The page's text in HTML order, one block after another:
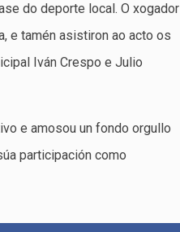
do deporte local. O xogador
e tamén asistiron ao acto os
Iván Crespo e Julio
e amosou un fondo orgullo
participación como